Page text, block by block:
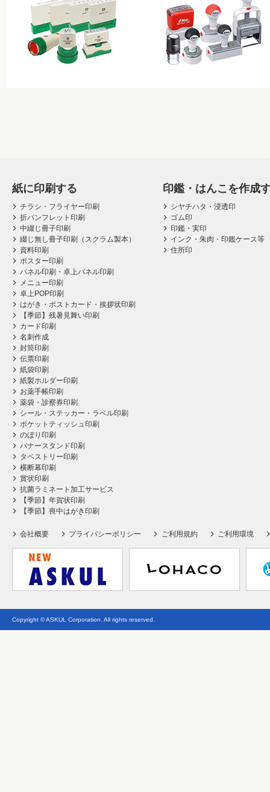
紙に印刷する
チラシ・フライヤー印刷
折パンフレット印刷
中綴じ冊子印刷
綴じ無し冊子印刷（スクラム製本）
資料印刷
ポスター印刷
パネル印刷・卓上パネル印刷
メニュー印刷
卓上POP印刷
はがき・ポストカード・挨拶状印刷
【季節】残暑見舞い印刷
カード印刷
名刺作成
封筒印刷
伝票印刷
紙袋印刷
紙製ホルダー印刷
お薬手帳印刷
薬袋・診察券印刷
シール・ステッカー・ラベル印刷
ポケットティッシュ印刷
のぼり印刷
バナースタンド印刷
タペストリー印刷
横断幕印刷
賞状印刷
抗菌ラミネート加工サービス
【季節】年賀状印刷
【季節】喪中はがき印刷
印鑑・はんこを作成
シヤチハタ・浸透印
ゴム印
印鑑・実印
インク・朱肉・印鑑ケース等
住所印
会社概要 プライバシーポリシー ご利用規約 ご利用環境
Copyright © ASKUL Corporation. All rights reserved.